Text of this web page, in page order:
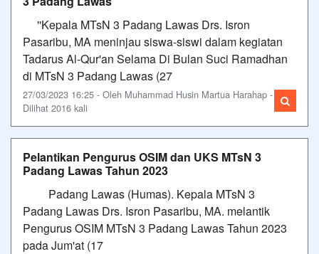
''Kepala MTsN 3 Padang Lawas Drs. Isron
Pasaribu, MA meninjau siswa-siswi dalam kegiatan
Tadarus Al-Qur'an Selama Di Bulan Suci Ramadhan
di MTsN 3 Padang Lawas (27
27/03/2023 16:25 - Oleh Muhammad Husin Martua Harahap -
Dilihat 2016 kali
Pelantikan Pengurus OSIM dan UKS MTsN 3
Padang Lawas Tahun 2023
Padang Lawas (Humas). Kepala MTsN 3
Padang Lawas Drs. Isron Pasaribu, MA. melantik
Pengurus OSIM MTsN 3 Padang Lawas Tahun 2023
pada Jum'at (17